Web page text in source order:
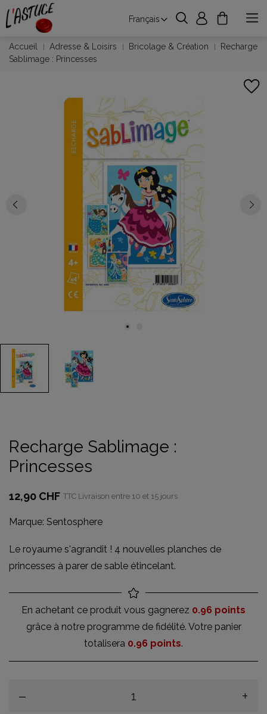
Français
Accueil Adresse & Loisirs Bricolage & Création
Recharge
Sablimage : Princesses
Recharge Sablimage :
Princesses
12,90 CHF TTC Livraison entre 10 et 15 jours
Marque: Sentosphere
Le royaume s'agrandit ! 4 nouvelles planches de
princesses à parer de sable étincelant.
En achetant ce produit vous gagnerez 0.96 points
grâce à notre programme de fidélité. Votre panier
totalisera 0.96 points.
– +